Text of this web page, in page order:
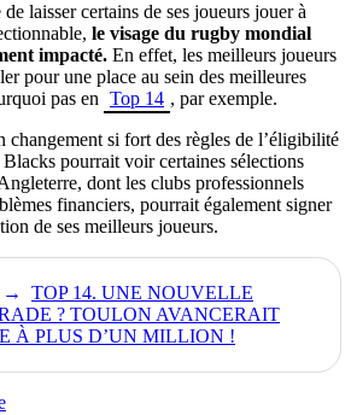
laisser certains de ses joueurs jouer à
le visage du rugby mondial
impacté. En effet, les meilleurs joueurs
pour une place au sein des meilleures
pas en Top 14 , par exemple.
changement si fort des règles de l’éligibilité
pourrait voir certaines sélections
dont les clubs professionnels
financiers, pourrait également signer
de ses meilleurs joueurs.
TOP 14. UNE NOUVELLE
? TOULON AVANCERAIT
À PLUS D’UN MILLION !